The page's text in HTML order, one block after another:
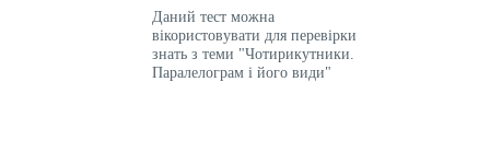
Даний тест можна
вікористовувати для перевірки
знать з теми "Чотирикутники.
Паралелограм і його види"